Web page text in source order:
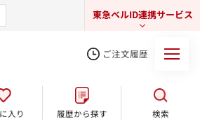
東急ベルID連携サービス
東急オンラインショップ
ご注文履歴
入り 履歴から探す 検索